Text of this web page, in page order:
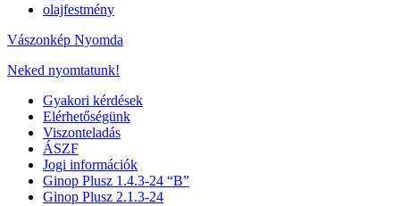
olajfestmény
Vászonkép Nyomda
Neked nyomtatunk!
Gyakori kérdések
Elérhetőségünk
Viszonteladás
ÁSZF
Jogi információk
Ginop Plusz 1.4.3-24 “B”
Ginop Plusz 2.1.3-24